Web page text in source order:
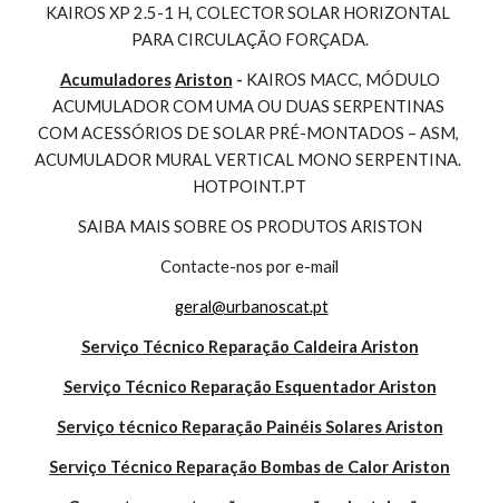
KAIROS XP 2.5-1 H, COLECTOR SOLAR HORIZONTAL
PARA CIRCULAÇÃO FORÇADA.
Acumuladores Ariston - KAIROS MACC, MÓDULO
ACUMULADOR COM UMA OU DUAS SERPENTINAS
COM ACESSÓRIOS DE SOLAR PRÉ-MONTADOS – ASM,
ACUMULADOR MURAL VERTICAL MONO SERPENTINA.
HOTPOINT.PT
SAIBA MAIS SOBRE OS PRODUTOS ARISTON
Contacte-nos por e-mail
geral@urbanoscat.pt
Serviço Técnico Reparação Caldeira Ariston
Serviço Técnico Reparação Esquentador Ariston
Serviço técnico Reparação Painéis Solares Ariston
Serviço Técnico Reparação Bombas de Calor Ariston